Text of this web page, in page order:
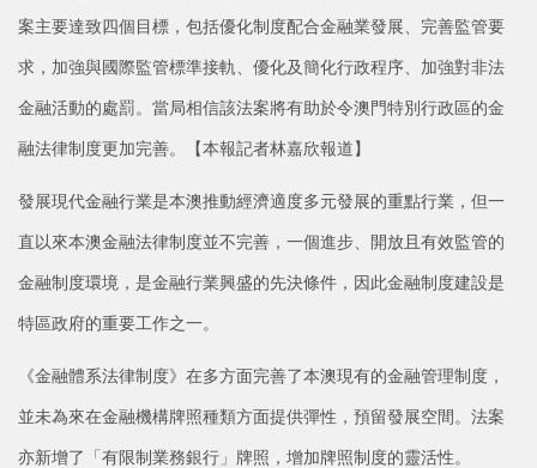
案主要達致四個目標，包括優化制度配合金融業發展、完善監管要
求，加強與國際監管標準接軌、優化及簡化行政程序、加強對非法
金融活動的處罰。當局相信該法案將有助於令澳門特別行政區的金
融法律制度更加完善。【本報記者林嘉欣報道】
發展現代金融行業是本澳推動經濟適度多元發展的重點行業，但一
直以來本澳金融法律制度並不完善，一個進步、開放且有效監管的
金融制度環境，是金融行業興盛的先決條件，因此金融制度建設是
特區政府的重要工作之一。
《金融體系法律制度》在多方面完善了本澳現有的金融管理制度，
並未為來在金融機構牌照種類方面提供彈性，預留發展空間。法案
亦新增了「有限制業務銀行」牌照，增加牌照制度的靈活性。